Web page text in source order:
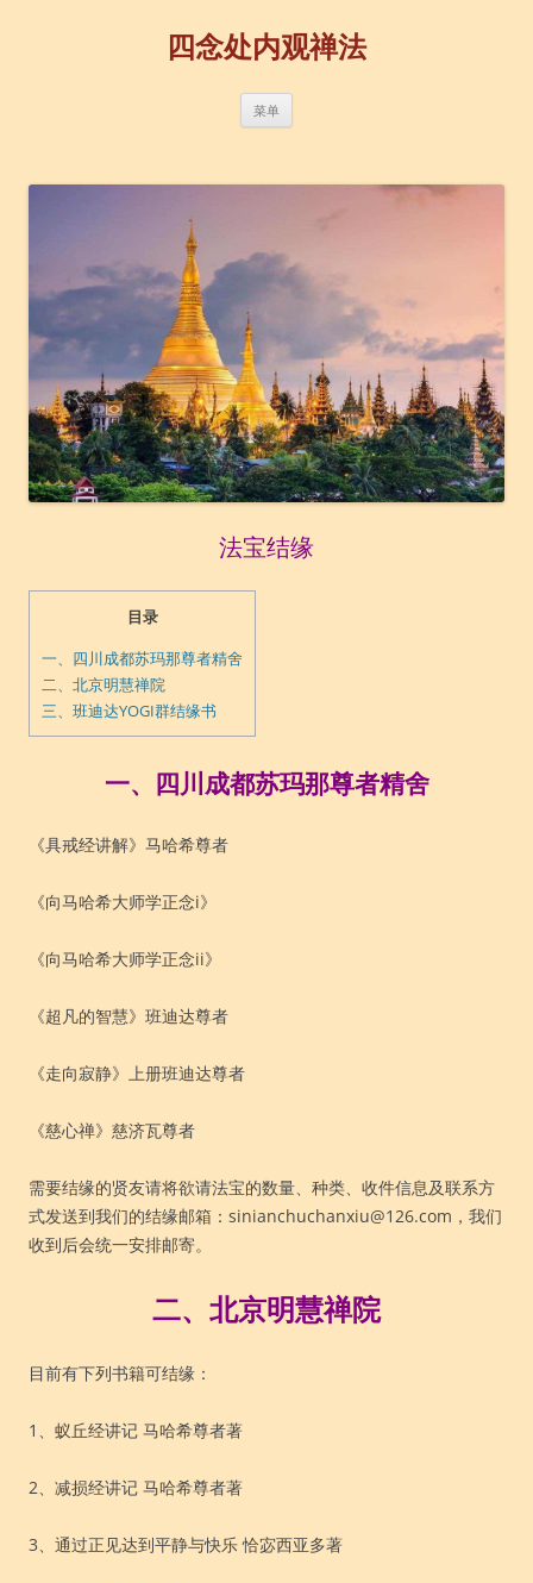
四念处内观禅法
菜单
法宝结缘
目录
一、四川成都苏玛那尊者精舍
二、北京明慧禅院
三、班迪达YOGI群结缘书
一、四川成都苏玛那尊者精舍
《具戒经讲解》马哈希尊者
《向马哈希大师学正念i》
《向马哈希大师学正念ii》
《超凡的智慧》班迪达尊者
《走向寂静》上册班迪达尊者
《慈心禅》慈济瓦尊者
需要结缘的贤友请将欲请法宝的数量、种类、收件信息及联系方
式发送到我们的结缘邮箱：sinianchuchanxiu@126.com，我们
收到后会统一安排邮寄。
二、北京明慧禅院
目前有下列书籍可结缘：
1、蚁丘经讲记 马哈希尊者著
2、减损经讲记 马哈希尊者著
3、通过正见达到平静与快乐 恰宓西亚多著